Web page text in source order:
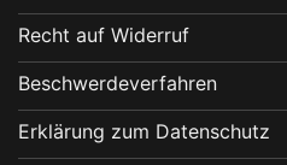
Recht auf Widerruf
Beschwerdeverfahren
Erklärung zum Datenschutz